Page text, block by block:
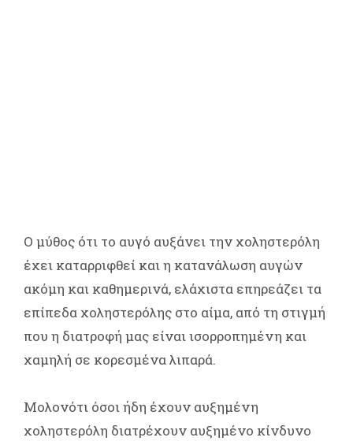
Ο μύθος ότι το αυγό αυξάνει την χοληστερόλη
έχει καταρριφθεί και η κατανάλωση αυγών
ακόμη και καθημερινά, ελάχιστα επηρεάζει τα
επίπεδα χοληστερόλης στο αίμα, από τη στιγμή
που η διατροφή μας είναι ισορροπημένη και
χαμηλή σε κορεσμένα λιπαρά.
Μολονότι όσοι ήδη έχουν αυξημένη
χοληστερόλη διατρέχουν αυξημένο κίνδυνο